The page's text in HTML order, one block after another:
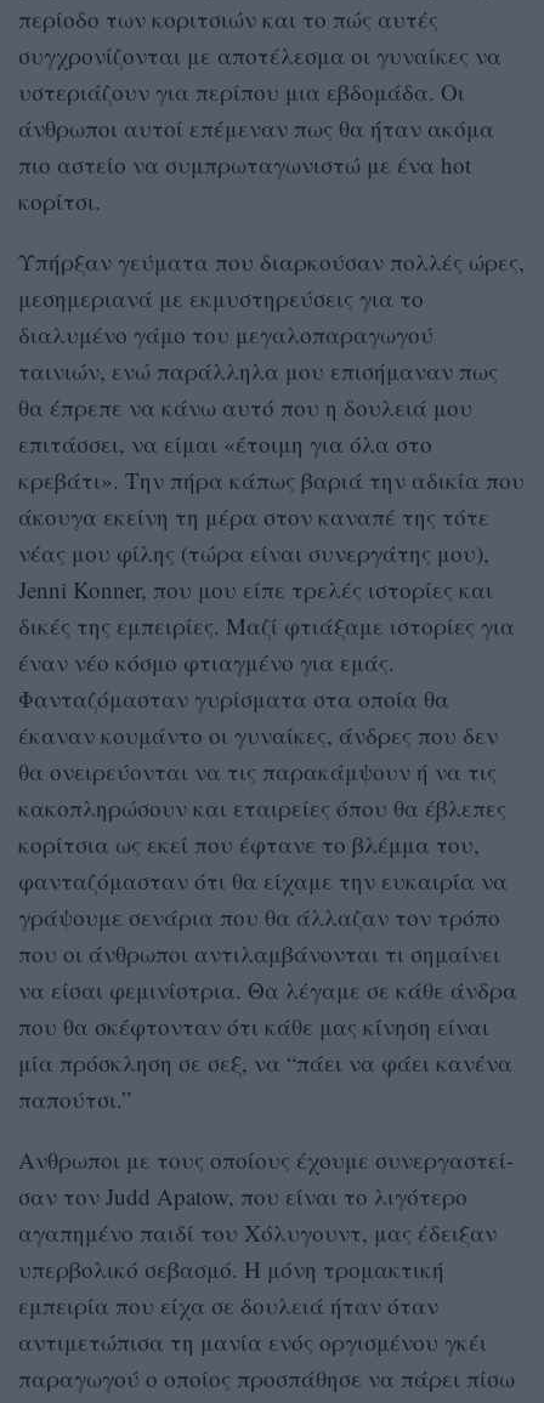
περίοδο των κοριτσιών και το πώς αυτές
συγχρονίζονται με αποτέλεσμα οι γυναίκες να
υστεριάζουν για περίπου μια εβδομάδα. Οι
άνθρωποι αυτοί επέμεναν πως θα ήταν ακόμα
πιο αστείο να συμπρωταγωνιστώ με ένα hot
κορίτσι.
Υπήρξαν γεύματα που διαρκούσαν πολλές ώρες,
μεσημεριανά με εκμυστηρεύσεις για το
διαλυμένο γάμο του μεγαλοπαραγωγού
ταινιών, ενώ παράλληλα μου επισήμαναν πως
θα έπρεπε να κάνω αυτό που η δουλειά μου
επιτάσσει, να είμαι «έτοιμη για όλα στο
κρεβάτι». Την πήρα κάπως βαριά την αδικία που
άκουγα εκείνη τη μέρα στον καναπέ της τότε
νέας μου φίλης (τώρα είναι συνεργάτης μου),
Jenni Konner, που μου είπε τρελές ιστορίες και
δικές της εμπειρίες. Μαζί φτιάξαμε ιστορίες για
έναν νέο κόσμο φτιαγμένο για εμάς.
Φανταζόμασταν γυρίσματα στα οποία θα
έκαναν κουμάντο οι γυναίκες, άνδρες που δεν
θα ονειρεύονται να τις παρακάμψουν ή να τις
κακοπληρώσουν και εταιρείες όπου θα έβλεπες
κορίτσια ως εκεί που έφτανε το βλέμμα του,
φανταζόμασταν ότι θα είχαμε την ευκαιρία να
γράψουμε σενάρια που θα άλλαζαν τον τρόπο
που οι άνθρωποι αντιλαμβάνονται τι σημαίνει
να είσαι φεμινίστρια. Θα λέγαμε σε κάθε άνδρα
που θα σκέφτονταν ότι κάθε μας κίνηση είναι
μία πρόσκληση σε σεξ, να “πάει να φάει κανένα
παπούτσι.”
Ανθρωποι με τους οποίους έχουμε συνεργαστεί-
σαν τον Judd Apatow, που είναι το λιγότερο
αγαπημένο παιδί του Χόλυγουντ, μας έδειξαν
υπερβολικό σεβασμό. Η μόνη τρομακτική
εμπειρία που είχα σε δουλειά ήταν όταν
αντιμετώπισα τη μανία ενός οργισμένου γκέι
παραγωγού ο οποίος προσπάθησε να πάρει πίσω